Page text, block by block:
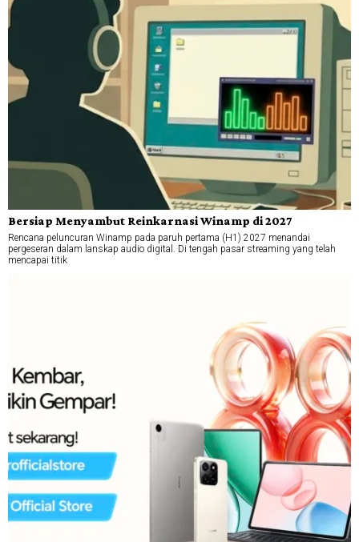
Bersiap Menyambut Reinkarnasi Winamp di 2027
Rencana peluncuran Winamp pada paruh pertama (H1) 2027 menandai
pergeseran dalam lanskap audio digital. Di tengah pasar streaming yang telah
mencapai titik